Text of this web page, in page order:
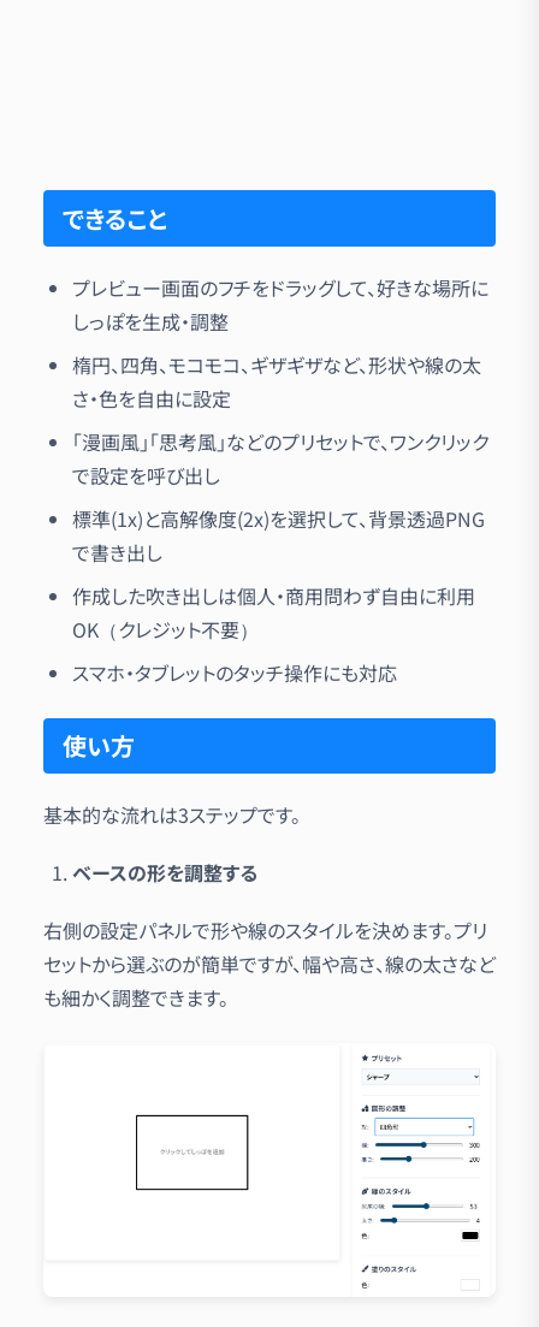
できること
プレビュー画面のフチをドラッグして、好きな場所に
しっぽを生成・調整
楕円、四角、モコモコ、ギザギザなど、形状や線の太
さ・色を自由に設定
「漫画風」「思考風」などのプリセットで、ワンクリック
で設定を呼び出し
標準(1x)と高解像度(2x)を選択して、背景透過PNG
で書き出し
作成した吹き出しは個人・商用問わず自由に利用
OK（クレジット不要）
スマホ・タブレットのタッチ操作にも対応
使い方
基本的な流れは3ステップです。
ベースの形を調整する
右側の設定パネルで形や線のスタイルを決めます。プリ
セットから選ぶのが簡単ですが、幅や高さ、線の太さなど
も細かく調整できます。